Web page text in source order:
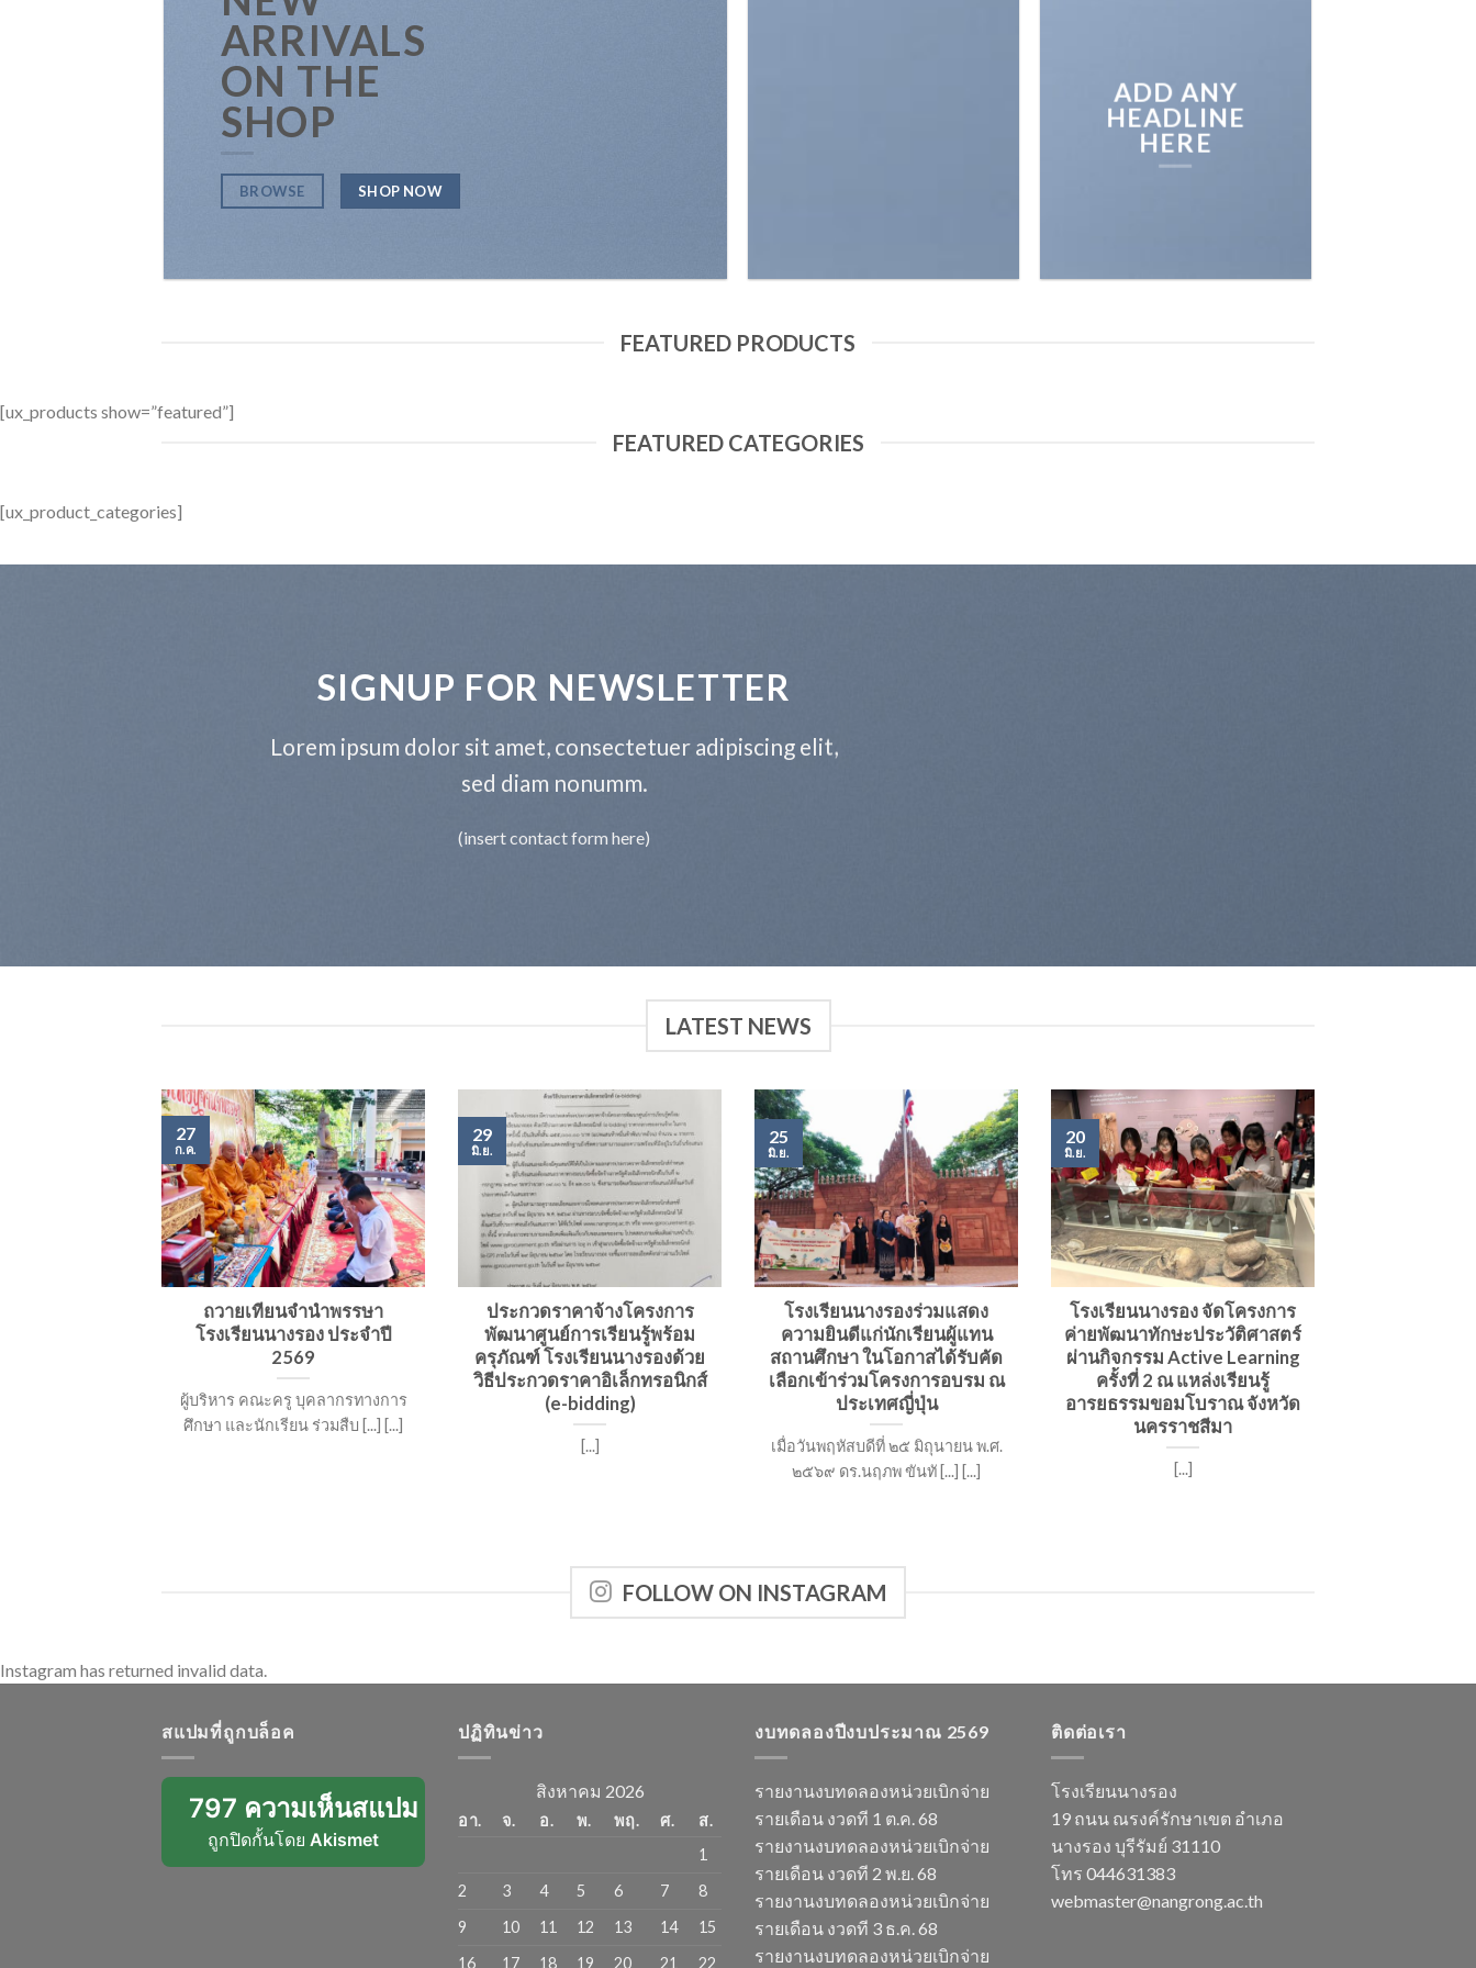
ARRIVALS
ON THE
SHOP
BROWSE SHOP NOW
ADD ANY
HEADLINE
HERE
FEATURED PRODUCTS
[ux_products show=”featured”]
FEATURED CATEGORIES
[ux_product_categories]
SIGNUP FOR NEWSLETTER
Lorem ipsum dolor sit amet, consectetuer adipiscing elit,
sed diam nonumm.
(insert contact form here)
LATEST NEWS
ถวายเทียนจำนำพรรษา
โรงเรียนนางรอง ประจำปี
2569
ผู้บริหาร คณะครู บุคลากรทางการ
ศึกษา และนักเรียน ร่วมสืบ [...] [...]
27
ก.ค.
ประกวดราคาจ้างโครงการ
พัฒนาศูนย์การเรียนรู้พร้อม
ครุภัณฑ์ โรงเรียนนางรองด้วย
วิธีประกวดราคาอิเล็กทรอนิกส์
(e-bidding)
[...]
29
มิ.ย.
โรงเรียนนางรองร่วมแสดง
ความยินดีแก่นักเรียนผู้แทน
สถานศึกษา ในโอกาสได้รับคัด
เลือกเข้าร่วมโครงการอบรม ณ
ประเทศญี่ปุ่น
เมื่อวันพฤหัสบดีที่ ๒๕ มิถุนายน พ.ศ.
๒๕๖๙ ดร.นฤภพ ขันทั [...] [...]
25
มิ.ย.
โรงเรียนนางรอง จัดโครงการ
ค่ายพัฒนาทักษะประวัติศาสตร์
ผ่านกิจกรรม Active Learning
ครั้งที่ 2 ณ แหล่งเรียนรู้
อารยธรรมขอมโบราณ จังหวัด
นครราชสีมา
[...]
20
มิ.ย.
FOLLOW ON INSTAGRAM
Instagram has returned invalid data.
สแปมที่ถูกบล็อค
797 ความเห็นสแปม
ถูกปิดกั้นโดย Akismet
ปฏิทินข่าว
สิงหาคม 2026
อา. จ. อ. พ. พฤ. ศ.
ส.
1
2
3 4 5 6 7
8
9
10 11 12 13 14
15
16
17 18 19 20 21 22
งบทดลองปีงบประมาณ 2569
รายงานงบทดลองหน่วยเบิกจ่าย
รายเดือน งวดที 1 ต.ค. 68
รายงานงบทดลองหน่วยเบิกจ่าย
รายเดือน งวดที 2 พ.ย. 68
รายงานงบทดลองหน่วยเบิกจ่าย
รายเดือน งวดที 3 ธ.ค. 68
รายงานงบทดลองหน่วยเบิกจ่าย
ติดต่อเรา
โรงเรียนนางรอง
19 ถนน ณรงค์รักษาเขต อำเภอ
นางรอง บุรีรัมย์ 31110
โทร 044631383
webmaster@nangrong.ac.th